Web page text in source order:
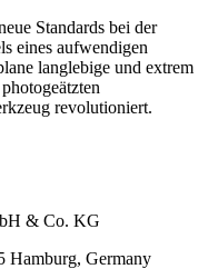
Standards bei der
eines aufwendigen
langlebige und extrem
revolutioniert.
& Co. KG
Hamburg, Germany